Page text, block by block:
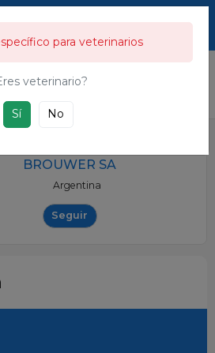
del sector porcino y ganadero en
la industria alimentaria.
BROUWER SA
Argentina
Seguir
para veterinarios
veterinario?
Sí No